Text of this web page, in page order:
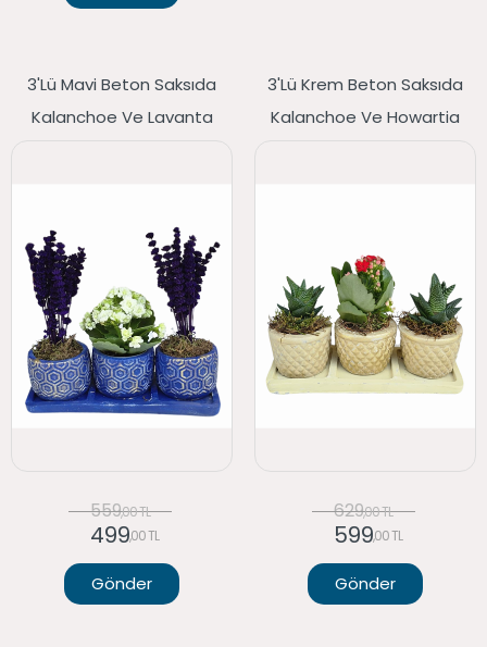
3'lü Mavi Beton Saksıda
Kalanchoe Ve Lavanta
559,00 TL
499,00 TL
Gönder
3'lü Krem Beton Saksıda
Kalanchoe Ve Howartia
629,00 TL
599,00 TL
Gönder